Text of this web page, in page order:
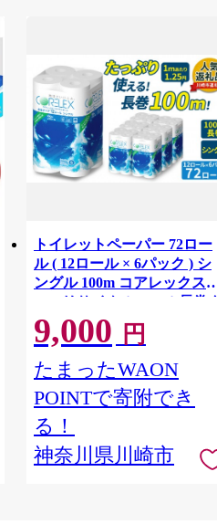
トイレットペーパー 72ロー
ル ( 12ロール × 6パック ) シ
ングル 100m コアレックス
FSCリサイクルロール長巻タ
イプ 再生紙 100％ 日用品 消
耗品 防災 備蓄 トイレットペ
ーパー トイレ 神奈川県 川崎
市 トイレットペーパー 新生
活 生活雑貨 生活用品 といれ
っとぺーぱー 長持ち 長巻き
まとめ 非常 便利 サステナブ
ル エコ トイレットペーパー
9,000 円
たまったWAON
POINTで寄附でき
る！
神奈川県川崎市